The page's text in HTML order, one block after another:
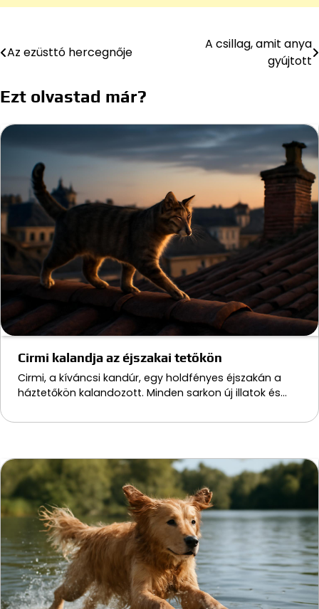
Bejegyzés
Az ezüsttó hercegnője
A csillag, amit anya
gyújtott
Ezt olvastad már?
Cirmi kalandja az éjszakai tetőkön
Cirmi, a kíváncsi kandúr, egy holdfényes éjszakán a
háztetőkön kalandozott. Minden sarkon új illatok és…